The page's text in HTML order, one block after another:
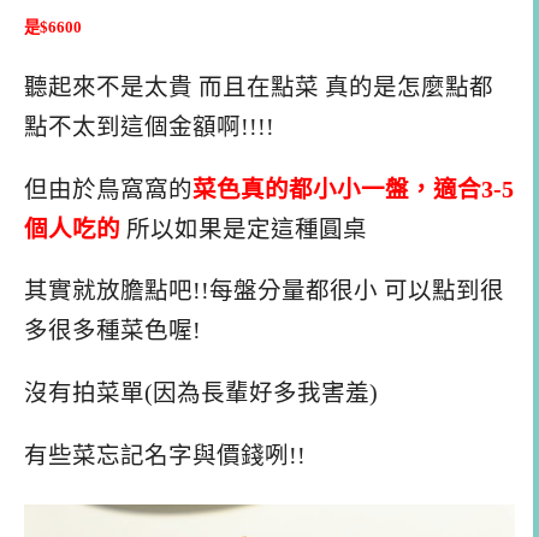
是$6600
聽起來不是太貴 而且在點菜 真的是怎麼點都
點不太到這個金額啊!!!!
但由於鳥窩窩的菜色真的都小小一盤，適合3-5
個人吃的 所以如果是定這種圓桌
其實就放膽點吧!!每盤分量都很小 可以點到很
多很多種菜色喔!
沒有拍菜單(因為長輩好多我害羞)
有些菜忘記名字與價錢咧!!